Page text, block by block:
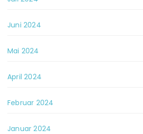
Juni 2024
Mai 2024
April 2024
Februar 2024
Januar 2024